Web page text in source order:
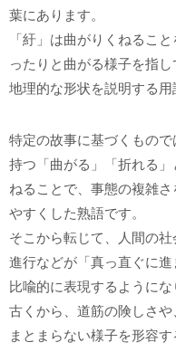
葉にあります。
「紆」は曲がりくねるこ
ったりと曲がる様子を指
地理的な形状を説明する用
特定の故事に基づくもの
持つ「曲がる」「折れる
ねることで、事態の複雑さ
やすくした熟語です。
そこから転じて、人間の
進行などが「真っ直ぐに
比喩的に表現するようにな
古くから、道筋の険しさ
まとまらない様子を形容